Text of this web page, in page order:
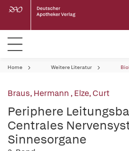
Home Weitere Literatur
Braus, Hermann ,Elze, Curt
Periphere
Centrales
Sinnesorgane